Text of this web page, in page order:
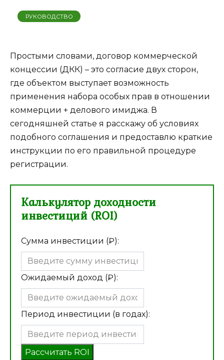
РУКОВОДСТВО
Простыми словами, договор коммерческой
концессии (ДКК) – это согласие двух сторон,
где объектом выступает возможность
применения набора особых прав в отношении
коммерции + делового имиджа. В
сегодняшней статье я расскажу об условиях
подобного соглашения и предоставлю краткие
инструкции по его правильной процедуре
регистрации.
Калькулятор доходности
инвестиций (ROI)
Сумма инвестиции (₽):
Ожидаемый доход (₽):
Период инвестиции (в годах):
Рассчитать ROI